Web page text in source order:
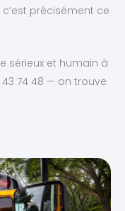
précisément ce
sérieux et humain à
74 48 — on trouve